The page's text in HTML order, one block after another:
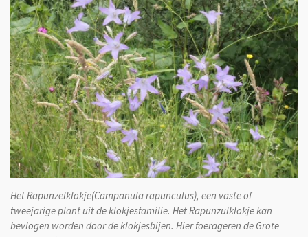
Het Rapunzelklokje(Campanula rapunculus), een vaste of
tweejarige plant uit de klokjesfamilie. Het Rapunzulklokje kan
bevlogen worden door de klokjesbijen. Hier foerageren de Grote